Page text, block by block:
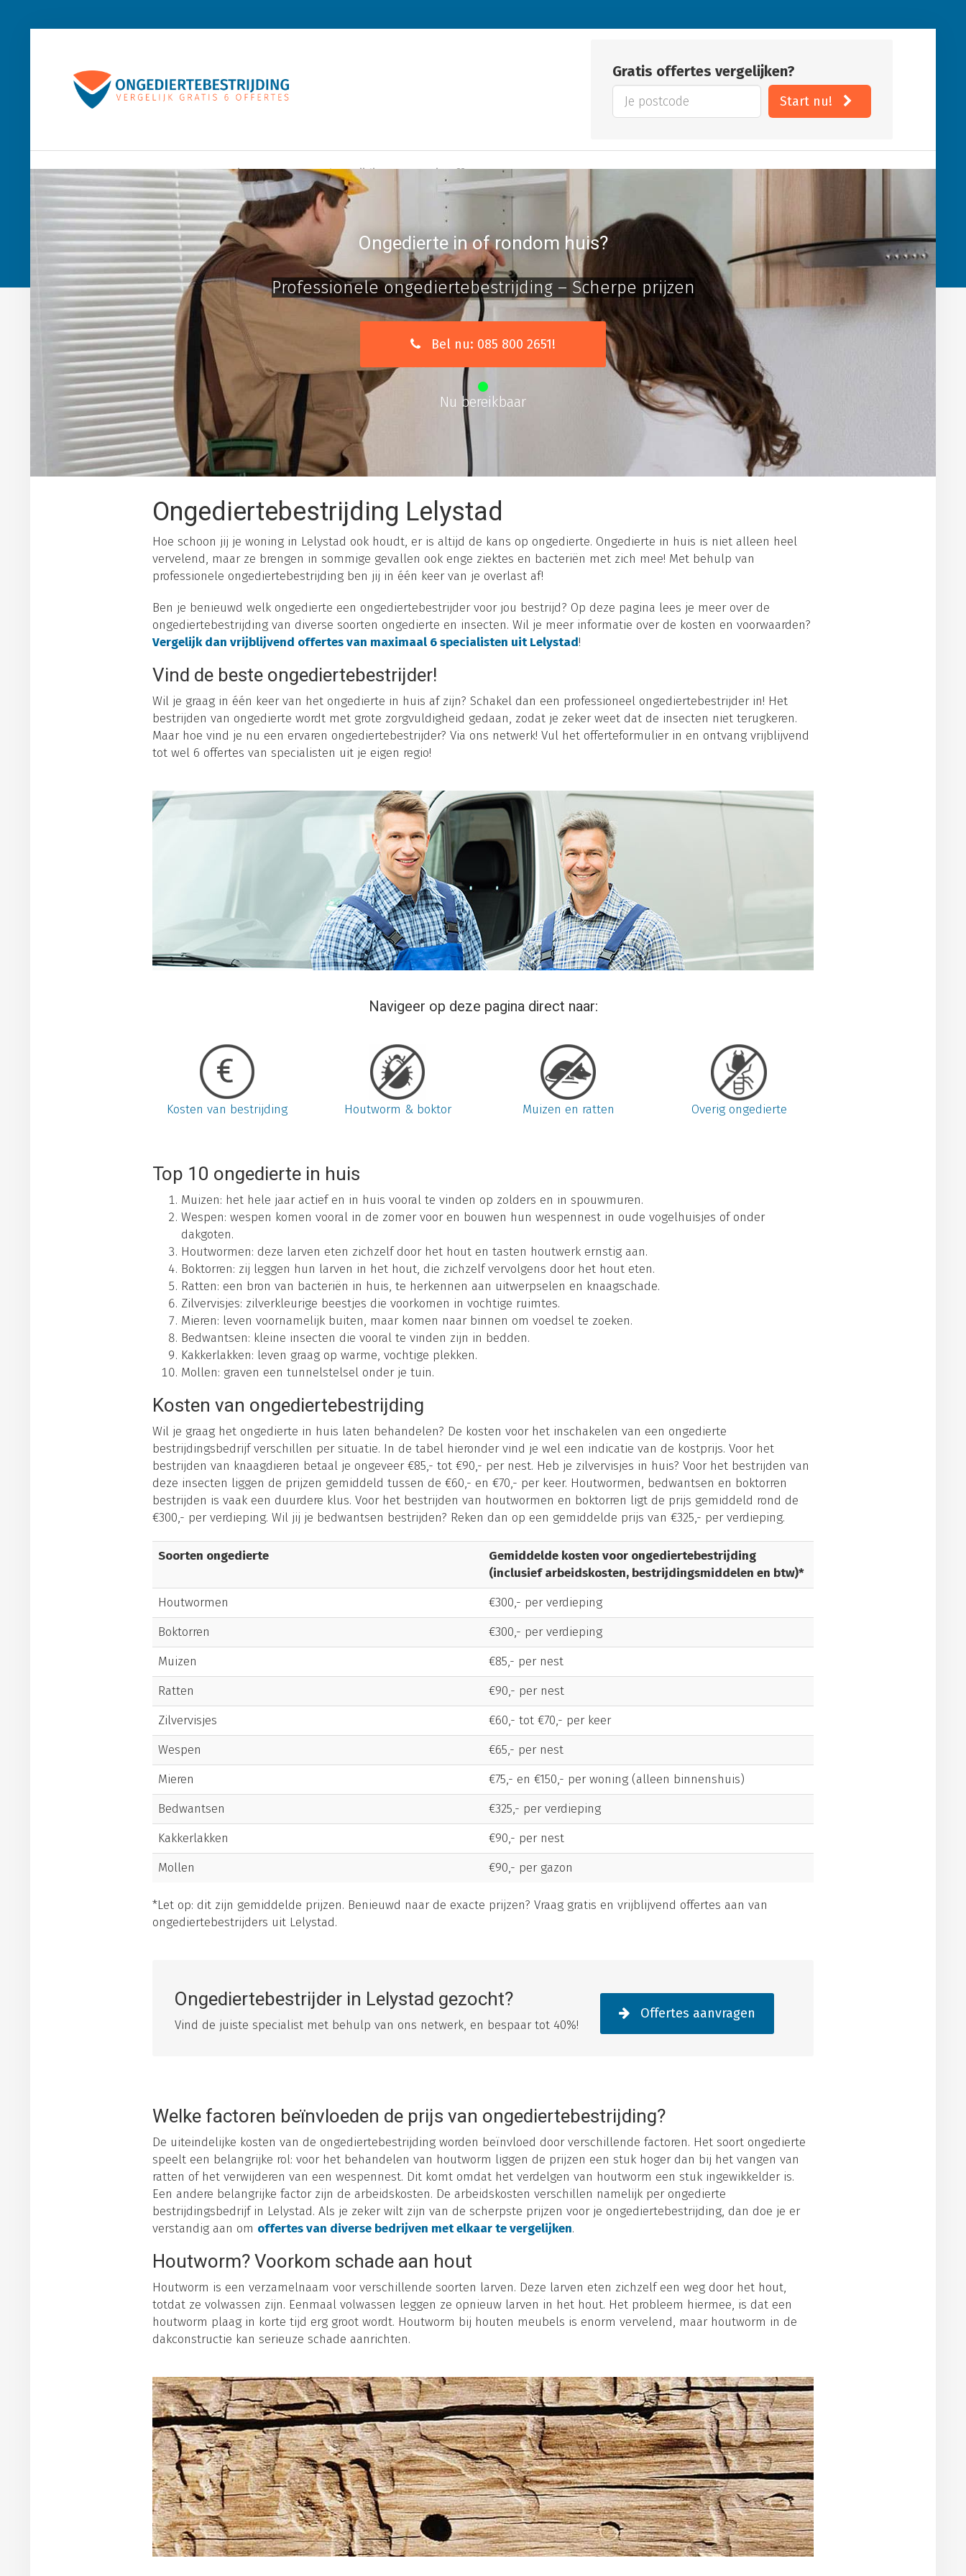
Gratis offertes vergelijken?
Start nu!
Home Houtworm Muizen Wespenbestrijding Gratis offertes
Ongedierte in of rondom huis?
Professionele ongediertebestrijding – Scherpe prijzen
Bel nu: 085 800 2651!
Nu bereikbaar
Ongediertebestrijding Lelystad
Hoe schoon jij je woning in Lelystad ook houdt, er is altijd de kans op ongedierte. Ongedierte in huis is niet alleen heel
vervelend, maar ze brengen in sommige gevallen ook enge ziektes en bacteriën met zich mee! Met behulp van
professionele ongediertebestrijding ben jij in één keer van je overlast af!
Ben je benieuwd welk ongedierte een ongediertebestrijder voor jou bestrijd? Op deze pagina lees je meer over de
ongediertebestrijding van diverse soorten ongedierte en insecten. Wil je meer informatie over de kosten en voorwaarden?
Vergelijk dan vrijblijvend offertes van maximaal 6 specialisten uit Lelystad!
Vind de beste ongediertebestrijder!
Wil je graag in één keer van het ongedierte in huis af zijn? Schakel dan een professioneel ongediertebestrijder in! Het
bestrijden van ongedierte wordt met grote zorgvuldigheid gedaan, zodat je zeker weet dat de insecten niet terugkeren.
Maar hoe vind je nu een ervaren ongediertebestrijder? Via ons netwerk! Vul het offerteformulier in en ontvang vrijblijvend
tot wel 6 offertes van specialisten uit je eigen regio!
Navigeer op deze pagina direct naar:
Kosten van bestrijding Houtworm & boktor Muizen en ratten Overig ongedierte
Top 10 ongedierte in huis
Muizen: het hele jaar actief en in huis vooral te vinden op zolders en in spouwmuren.
Wespen: wespen komen vooral in de zomer voor en bouwen hun wespennest in oude vogelhuisjes of onder
dakgoten.
Houtwormen: deze larven eten zichzelf door het hout en tasten houtwerk ernstig aan.
Boktorren: zij leggen hun larven in het hout, die zichzelf vervolgens door het hout eten.
Ratten: een bron van bacteriën in huis, te herkennen aan uitwerpselen en knaagschade.
Zilvervisjes: zilverkleurige beestjes die voorkomen in vochtige ruimtes.
Mieren: leven voornamelijk buiten, maar komen naar binnen om voedsel te zoeken.
Bedwantsen: kleine insecten die vooral te vinden zijn in bedden.
Kakkerlakken: leven graag op warme, vochtige plekken.
Mollen: graven een tunnelstelsel onder je tuin.
Kosten van ongediertebestrijding
Wil je graag het ongedierte in huis laten behandelen? De kosten voor het inschakelen van een ongedierte
bestrijdingsbedrijf verschillen per situatie. In de tabel hieronder vind je wel een indicatie van de kostprijs. Voor het
bestrijden van knaagdieren betaal je ongeveer €85,- tot €90,- per nest. Heb je zilvervisjes in huis? Voor het bestrijden van
deze insecten liggen de prijzen gemiddeld tussen de €60,- en €70,- per keer. Houtwormen, bedwantsen en boktorren
bestrijden is vaak een duurdere klus. Voor het bestrijden van houtwormen en boktorren ligt de prijs gemiddeld rond de
€300,- per verdieping. Wil jij je bedwantsen bestrijden? Reken dan op een gemiddelde prijs van €325,- per verdieping.
Soorten ongedierte
Gemiddelde kosten voor ongediertebestrijding
(inclusief arbeidskosten, bestrijdingsmiddelen en btw)*
Houtwormen
€300,- per verdieping
Boktorren
€300,- per verdieping
Muizen
€85,- per nest
Ratten
€90,- per nest
Zilvervisjes
€60,- tot €70,- per keer
Wespen
€65,- per nest
Mieren
€75,- en €150,- per woning (alleen binnenshuis)
Bedwantsen
€325,- per verdieping
Kakkerlakken
€90,- per nest
Mollen
€90,- per gazon
*Let op: dit zijn gemiddelde prijzen. Benieuwd naar de exacte prijzen? Vraag gratis en vrijblijvend offertes aan van
ongediertebestrijders uit Lelystad.
Ongediertebestrijder in Lelystad gezocht?
Vind de juiste specialist met behulp van ons netwerk, en bespaar tot 40%!
Offertes aanvragen
Welke factoren beïnvloeden de prijs van ongediertebestrijding?
De uiteindelijke kosten van de ongediertebestrijding worden beïnvloed door verschillende factoren. Het soort ongedierte
speelt een belangrijke rol: voor het behandelen van houtworm liggen de prijzen een stuk hoger dan bij het vangen van
ratten of het verwijderen van een wespennest. Dit komt omdat het verdelgen van houtworm een stuk ingewikkelder is.
Een andere belangrijke factor zijn de arbeidskosten. De arbeidskosten verschillen namelijk per ongedierte
bestrijdingsbedrijf in Lelystad. Als je zeker wilt zijn van de scherpste prijzen voor je ongediertebestrijding, dan doe je er
verstandig aan om offertes van diverse bedrijven met elkaar te vergelijken.
Houtworm? Voorkom schade aan hout
Houtworm is een verzamelnaam voor verschillende soorten larven. Deze larven eten zichzelf een weg door het hout,
totdat ze volwassen zijn. Eenmaal volwassen leggen ze opnieuw larven in het hout. Het probleem hiermee, is dat een
houtworm plaag in korte tijd erg groot wordt. Houtworm bij houten meubels is enorm vervelend, maar houtworm in de
dakconstructie kan serieuze schade aanrichten.